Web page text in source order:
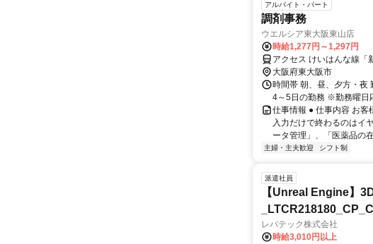
アルバイト・パート
調剤事務
ウエルシア東大阪東山店
時給1,277円～1,297円
アクセス けいはんな線「
大阪府東大阪市
時間帯 朝、昼、夕方・
4～5日の勤務 ※勤務曜日
仕事情報 ● 仕事内容 お客
入力だけで終わるのはイ
ータ管理」、「医薬品の
主婦・主夫歓迎 シフト制
派遣社員
【Unreal Engine】
レバテック株式会社
時給3,010円以上